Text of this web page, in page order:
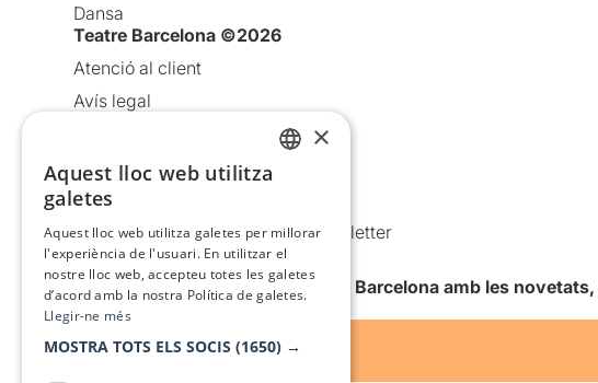
Dansa
Teatre Barcelona ©2026
Atenció al client
Avís legal
Política de cookies
Condicions d’ús
Comunicacions comercials i Newsletter
Anuncia’t
Vull rebre la newsletter de Teatre Barcelona amb les
×
Aquest lloc web utilitza
galetes
Aquest lloc web utilitza galetes per millorar
l'experiència de l'usuari. En utilitzar el
nostre lloc web, accepteu totes les galetes
d’acord amb la nostra Política de galetes.
Llegir-ne més
MOSTRA TOTS ELS SOCIS (1650) →